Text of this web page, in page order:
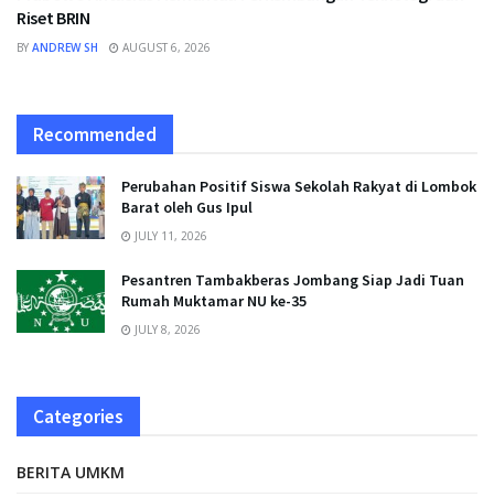
Riset BRIN
BY ANDREW SH AUGUST 6, 2026
Recommended
Perubahan Positif Siswa Sekolah Rakyat di Lombok
Barat oleh Gus Ipul
JULY 11, 2026
Pesantren Tambakberas Jombang Siap Jadi Tuan
Rumah Muktamar NU ke-35
JULY 8, 2026
Categories
BERITA UMKM